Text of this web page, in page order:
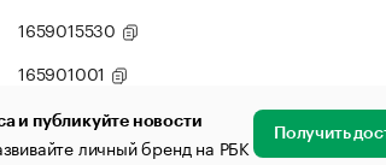
1659015530
165901001
и публикуйте новости
личный бренд на РБК Получить